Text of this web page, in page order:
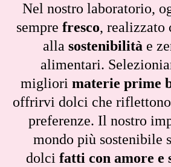
Nel nostro laboratorio,
sempre fresco, realizzato
alla sostenibilità e
alimentari.
migliori materie prime
offrirvi dolci che
preferenze. Il nostro
mondo più sostenibile
dolci fatti con amore e